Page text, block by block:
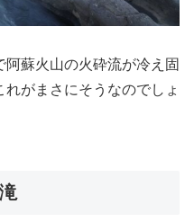
蘇火山の火砕流が冷え固
がまさにそうなのでしょ